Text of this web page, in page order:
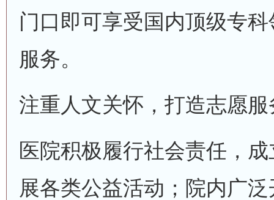
门口即可享受国内顶级专
服务。
注重人文关怀，打造志愿
医院积极履行社会责任，
展各类公益活动；院内广